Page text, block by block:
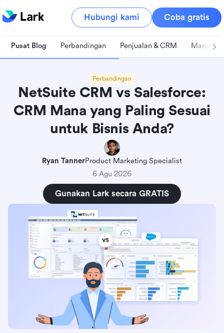
Hubungi kami Coba gratis
Pusat Blog Perbandingan Penjualan & CRM
Perbandingan
NetSuite CRM vs Salesforce:
CRM Mana yang Paling Sesuai
untuk Bisnis Anda?
Ryan TannerProduct Marketing Specialist
6 Agu 2026
Gunakan Lark secara GRATIS